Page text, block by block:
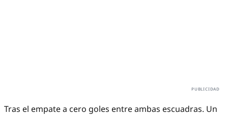
Tras el empate a cero goles entre ambas escuadras. Un